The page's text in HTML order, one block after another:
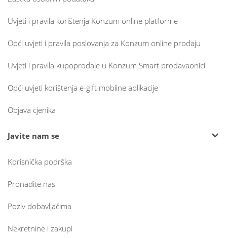
Uvjeti i pravila korištenja Konzum online platforme
Opći uvjeti i pravila poslovanja za Konzum online prodaju
Uvjeti i pravila kupoprodaje u Konzum Smart prodavaonici
Opći uvjeti korištenja e-gift mobilne aplikacije
Objava cjenika
Javite nam se
Korisnička podrška
Pronađite nas
Poziv dobavljačima
Nekretnine i zakupi